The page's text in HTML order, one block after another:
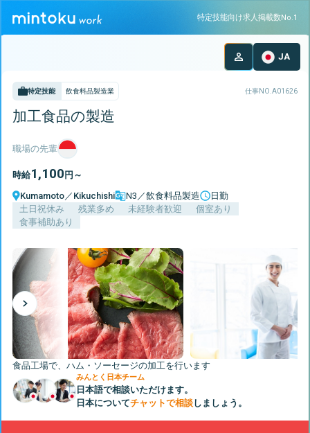
特定技能向け求人掲載数No.1
JA
特定技能 飲食料品製造業 仕事NO. A01626
加工食品の製造
時給1,100 円～
職場の先輩
Kumamoto／ Kikuchishi N3／飲食料品製造
日勤
土日祝休み
残業多め 未経験者歓迎
個室あり
食事補助あり
Next
食品工場で、ハム・ソーセージの加工を行います
みんとく日本チーム
日本語で相談いただけます。
日本についてチャットで相談しましょう。